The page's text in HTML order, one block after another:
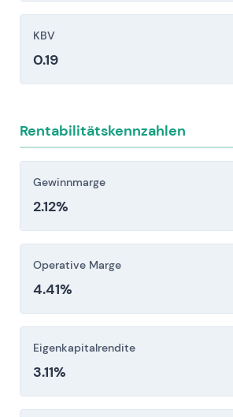
Absatzmengen und
Schlüsselmärkten unter Druck
Regulatorisches, Compliance-
Verschärfung der CO2-/ZEV-
potenzielle Bußgelder
Altlasten bei Emissionen)
Makroökonomische /
geopolitische Risiken:
und Rohstoffen,
Produktionsausfälle können
Erträge erheblich
Anleger sollten diese Risikofaktoren
Investitionsentscheidung sorgfältig
Diese Wettbewerber beeinflussen
Wachstumsmöglichkeiten und
KBV
0.19
Rentabilitätskennzahlen
Gewinnmarge
2.12%
Operative Marge
4.41%
Eigenkapitalrendite
3.11%